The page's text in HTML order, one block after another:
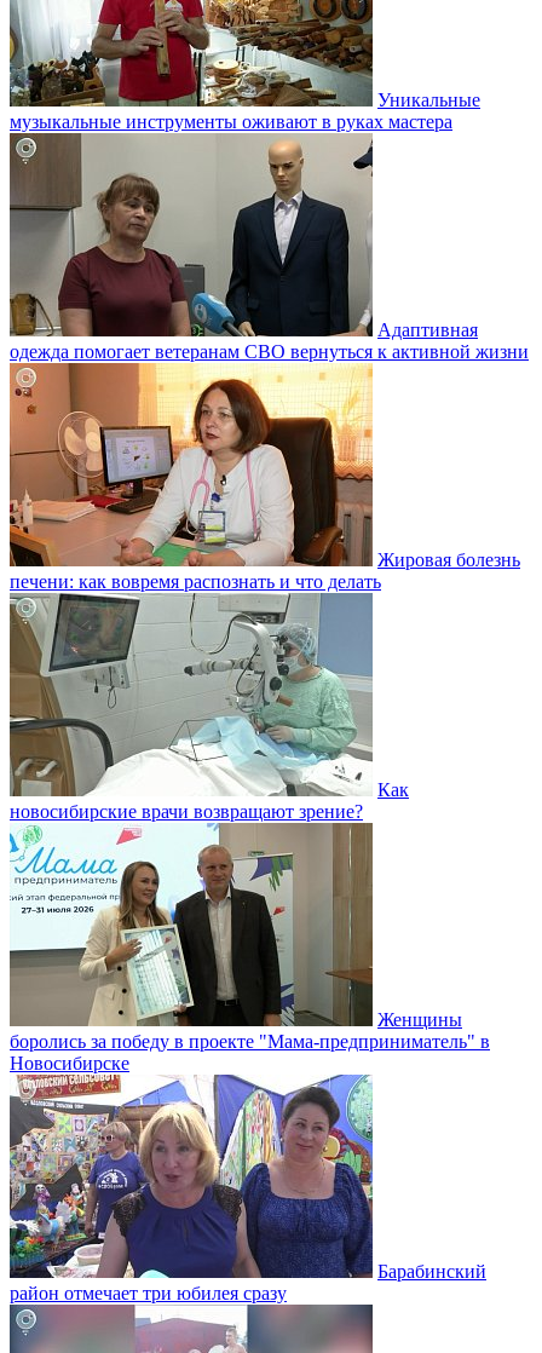
Уникальные
музыкальные инструменты оживают в руках мастера
Адаптивная
одежда помогает ветеранам СВО вернуться к активной жизни
Жировая болезнь
печени: как вовремя распознать и что делать
Как
новосибирские врачи возвращают зрение?
Женщины
боролись за победу в проекте "Мама-предприниматель" в
Новосибирске
Барабинский
район отмечает три юбилея сразу